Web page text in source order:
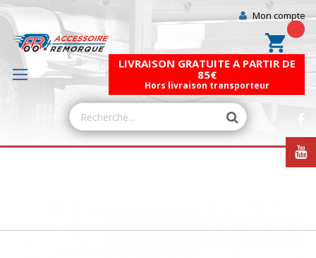
Mon compte
Mon
LIVRAISON GRATUITE A PARTIR DE
85€
Hors livraison transporteur
the